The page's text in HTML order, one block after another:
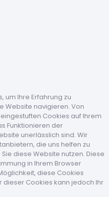
um Ihre Erfahrung zu
Website navigieren. Von
Cookies auf Ihrem
Funktionieren der
unerlässlich sind. Wir
die uns helfen zu
diese Website nutzen. Diese
in Ihrem Browser
diese Cookies
dieser Cookies kann jedoch Ihr